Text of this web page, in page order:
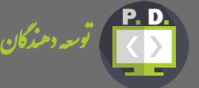
توسعه دهندگان